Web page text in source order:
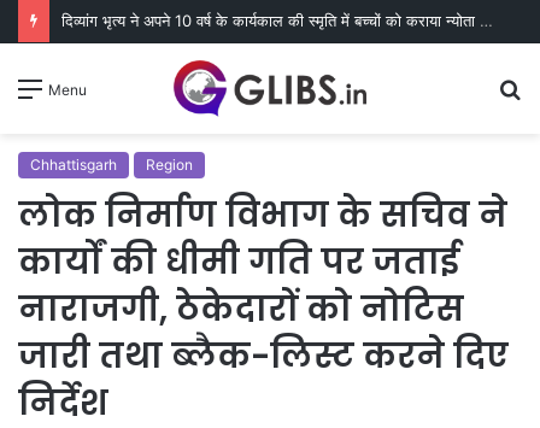
दिव्यांग भृत्य ने अपने 10 वर्ष के कार्यकाल की स्मृति में बच्चों को कराया न्योता भोज
Menu
Chhattisgarh Region
लोक निर्माण विभाग के सचिव ने
कार्यों की धीमी गति पर जताई
नाराजगी, ठेकेदारों को नोटिस
जारी तथा ब्लैक-लिस्ट करने दिए
निर्देश